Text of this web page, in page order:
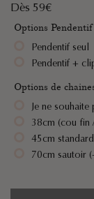
Dès 59€
Options Pendentif
Pendentif seul
Pendentif +
Options de
Je ne
38cm (cou fin
45cm standard
70cm sautoir